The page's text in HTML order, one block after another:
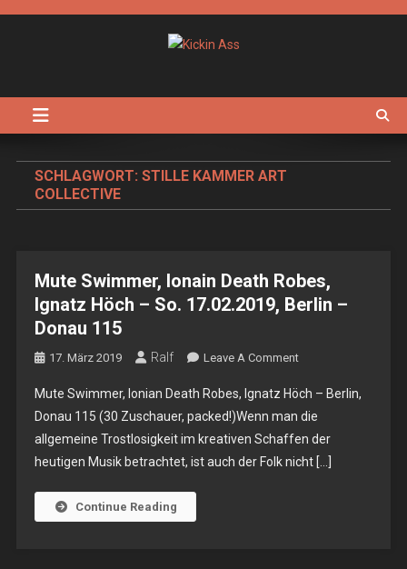
SCHLAGWORT: STILLE KAMMER ART
COLLECTIVE
Mute Swimmer, Ionain Death Robes,
Ignatz Höch – So. 17.02.2019, Berlin –
Donau 115
17. März 2019 Ralf Leave A CommentOn
Swimmer,
Ionain
Death
Robes,
Mute Swimmer, Ionian Death Robes, Ignatz Höch – Berlin,
Donau 115 (30 Zuschauer, packed!)Wenn man die
allgemeine Trostlosigkeit im kreativen Schaffen der
heutigen Musik betrachtet, ist auch der Folk nicht […]
Continue Reading